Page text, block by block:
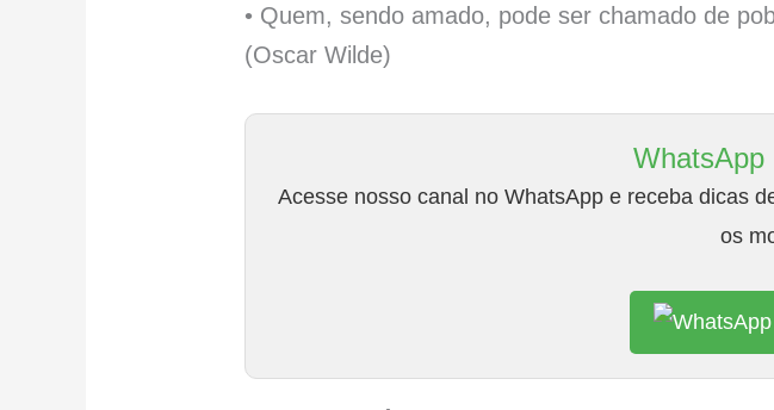
• Quem, sendo amado, pode ser chamado de
(Oscar Wilde)
WhatsApp
Acesse nosso canal no WhatsApp e receba dicas
os